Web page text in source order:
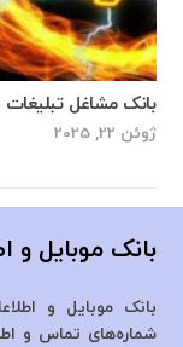
بانک مشاغل
ژوئن 22, 2025
بانک موبایل و
بانک موبایل و
شماره‌های تماس و